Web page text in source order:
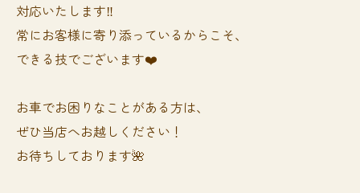
対応いたします‼️
常にお客様に寄り添っているからこそ、
できる技でございます❤️
お車でお困りなことがある方は、
ぜひ当店へお越しください！
お待ちしております🌺